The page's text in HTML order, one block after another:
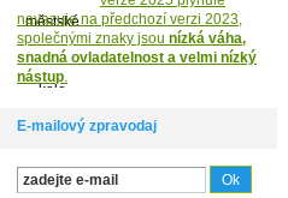
navazuje na předchozí verzi 2023,
společnými znaky jsou nízká váha,
snadná ovladatelnost a velmi nízký
nástup.
E-mailový zpravodaj